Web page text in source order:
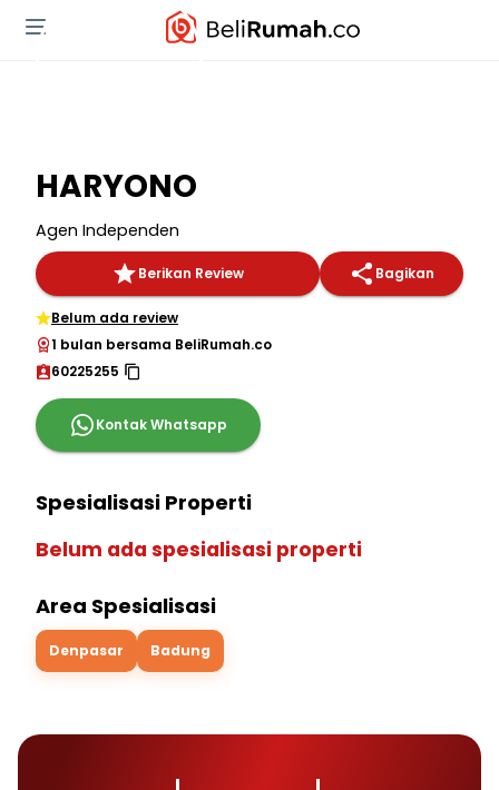
HARYONO
Agen Independen
Berikan Review Bagikan
Belum ada review
1 bulan bersama BeliRumah.co
60225255
Kontak Whatsapp
Spesialisasi Properti
Belum ada spesialisasi properti
Area Spesialisasi
Denpasar Badung